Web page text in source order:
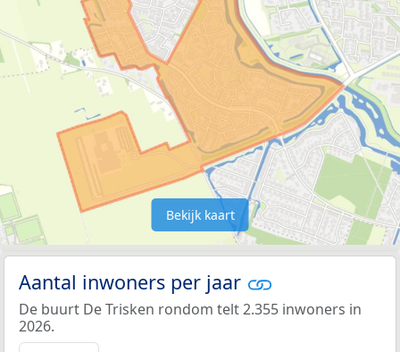
Bekijk kaart
Aantal inwoners per jaar
De buurt De Trisken rondom telt 2.355 inwoners in
2026.